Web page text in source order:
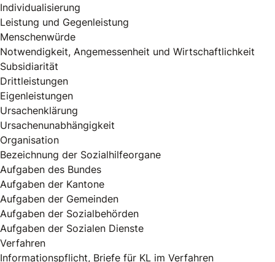
Individualisierung
Leistung und Gegenleistung
Menschenwürde
Notwendigkeit, Angemessenheit und Wirtschaftlichkeit
Subsidiarität
Drittleistungen
Eigenleistungen
Ursachenklärung
Ursachenunabhängigkeit
Organisation
Bezeichnung der Sozialhilfeorgane
Aufgaben des Bundes
Aufgaben der Kantone
Aufgaben der Gemeinden
Aufgaben der Sozialbehörden
Aufgaben der Sozialen Dienste
Verfahren
Informationspflicht, Briefe für KL im Verfahren